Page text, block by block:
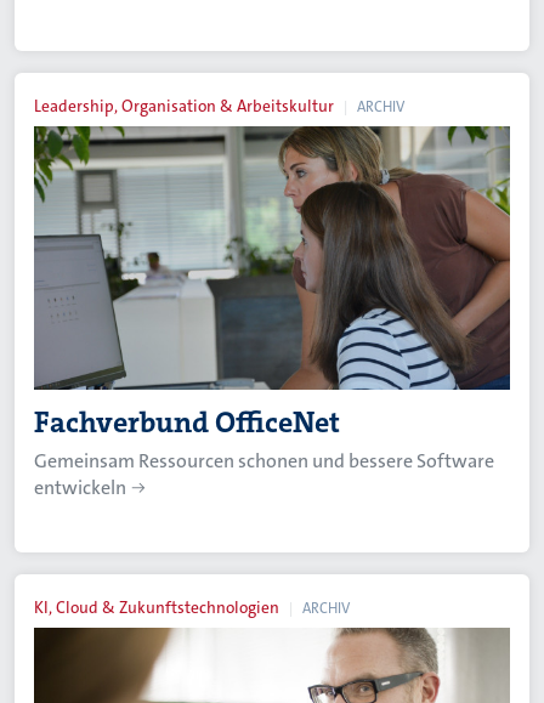
Leadership, Organisation & Arbeitskultur ARCHIV
Fachverbund OfficeNet
Gemeinsam Ressourcen schonen und bessere Software
entwickeln
KI, Cloud & Zukunftstechnologien ARCHIV